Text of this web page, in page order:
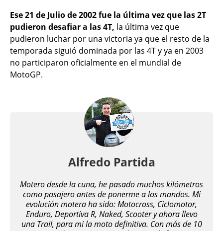
Ese 21 de Julio de 2002 fue la última vez que las 2T
pudieron desafiar a las 4T, la última vez que
pudieron luchar por una victoria ya que el resto de la
temporada siguió dominada por las 4T y ya en 2003
no participaron oficialmente en el mundial de
MotoGP.
Alfredo Partida
Motero desde la cuna, he pasado muchos kilómetros
como pasajero antes de ponerme a los mandos. Mi
evolución motera ha sido: Motocross, Ciclomotor,
Enduro, Deportiva R, Naked, Scooter y ahora llevo
una Trail, para mi la moto definitiva. Con más de 10